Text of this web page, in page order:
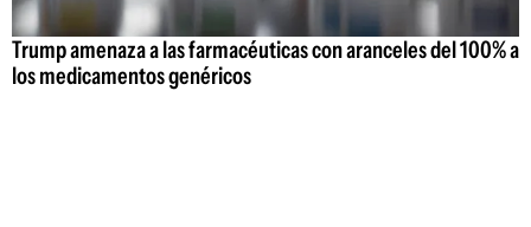
Trump amenaza a las farmacéuticas con aranceles del 100% a
los medicamentos genéricos